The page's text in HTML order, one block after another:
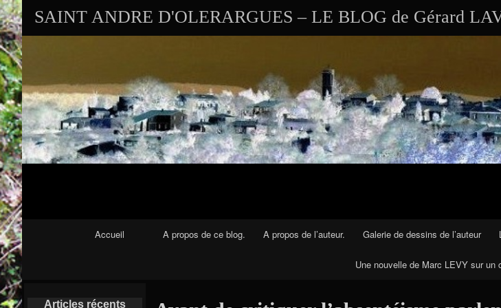
SAINT ANDRE D'OLERARGUES – LE BLOG de Gérard
Navigation Principale
Accueil A propos de ce blog. A propos de l’auteur. Galerie de dessins de l’auteur
Une nouvelle de Marc LEVY sur
Articles récents